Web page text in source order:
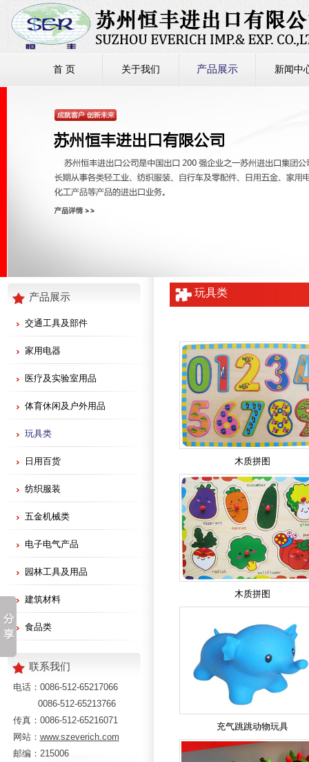
首 页 关于我们 产品展示 新闻中
产品展示
交通工具及部件
家用电器
医疗及实验室用品
体育休闲及户外用品
玩具类
日用百货
纺织服装
五金机械类
电子电气产品
园林工具及用品
建筑材料
食品类
联系我们
电话：0086-512-65217066
0086-512-65213766
传真：0086-512-65216071
网站： www.szeverich.com
邮编：215006
玩具类
木质拼图
木质拼图
充气跳跳动物玩具